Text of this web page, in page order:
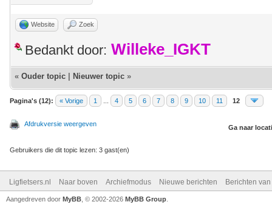
Website Zoek
Bedankt door: Willeke_IGKT
« Ouder topic Nieuwer topic »
Pagina's (12): « Vorige 1 4 5 6 7 8 9 10 11 12
Afdrukversie weergeven Ga naar
Gebruikers die dit topic lezen: 3 gast(en)
Ligfietsers.nl Naar boven Archiefmodus Nieuwe berichten Berichten
Aangedreven door MyBB , © 2002-2026 MyBB Group